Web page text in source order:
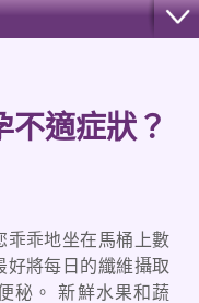
不適症狀？
乖乖地坐在馬桶上數
好將每日的纖維攝取
秘。 新鮮水果和蔬